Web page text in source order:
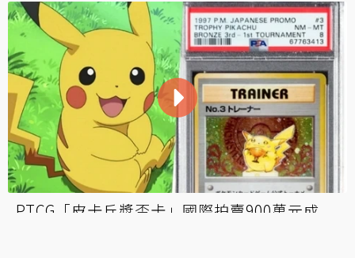
多部經典任天堂主機換《薩爾達傳說》特仕機
遭指詐欺！？估價師：交易正常